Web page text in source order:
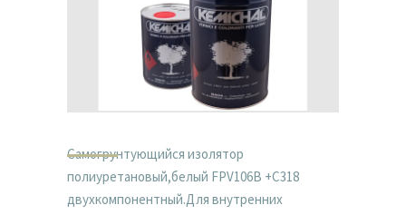
Самогрунтующийся изолятор
полиуретановый,белый FPV106B +С318
двухкомпонентный.Для внутренних